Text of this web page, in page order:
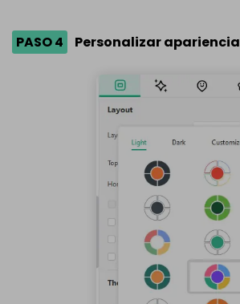
PASO 4 Personalizar apariencia